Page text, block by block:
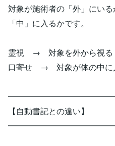
対象が施術者の「外」にい
「中」に入るかです。
霊視 → 対象を外から視る
口寄せ → 対象が体の中に
【自動書記との違い】